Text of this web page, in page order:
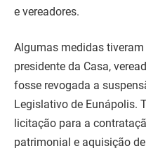
e vereadores.
Algumas medidas
presidente da Casa,
fosse revogada a
Legislativo de Eunápolis.
licitação para a
patrimonial e aquisição